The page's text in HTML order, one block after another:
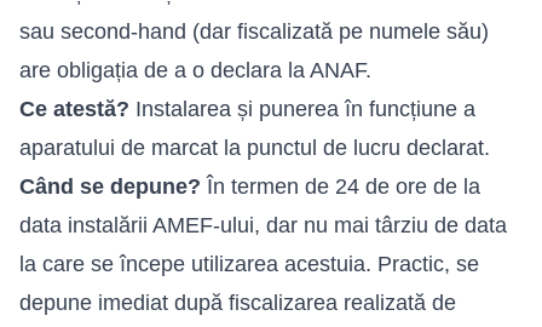
sau second-hand (dar fiscalizată pe numele său)
are obligația de a o declara la ANAF.
Ce atestă? Instalarea și punerea în funcțiune a
aparatului de marcat la punctul de lucru declarat.
Când se depune? În termen de 24 de ore de la
data instalării AMEF-ului, dar nu mai târziu de data
la care se începe utilizarea acestuia. Practic, se
depune imediat după fiscalizarea realizată de